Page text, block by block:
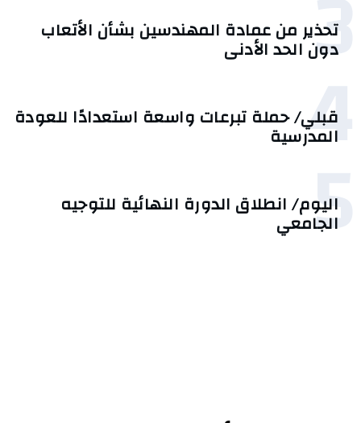
تحذير من عمادة المهندسين بشأن الأتعاب
دون الحد الأدنى
4
قبلي/ حملة تبرعات واسعة استعدادًا للعودة
المدرسية
5
اليوم/ انطلاق الدورة النهائية للتوجيه
الجامعي